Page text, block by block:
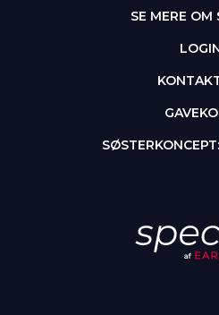
SE MERE OM